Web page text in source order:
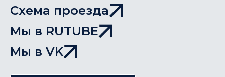
Схема проезда
Мы в RUTUBE
Мы в VK